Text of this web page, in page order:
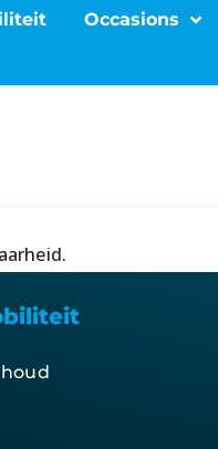
Occasions